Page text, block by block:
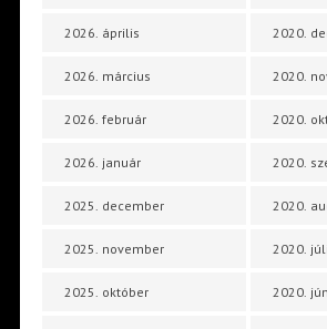
2026. április
2026. március
2026. február
2026. január
2025. december
2025. november
2025. október
2020.
2020.
2020.
2020.
2020.
2020.
2020.